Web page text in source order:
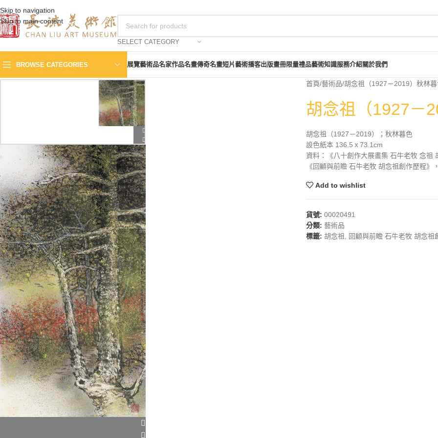
Skip to navigation
Skip to main content
SELECT CATEGORY
BROWSE CATEGORIES 展覽藝術品名家作品名畫傳奇名畫短片藝術播客出版畫冊限量禮品藝術知識服務介紹關於我們
首頁 藝術品 胡念祖（1927－2019）秋林
胡念祖（1927－
胡念祖（1927－2019）；秋林暮色
設色紙本 136.5ｘ73.1cm
資料：《八十創作大展畫集 石牛老牧 念祖
《回顧與前瞻 石牛老牧 胡念祖創作歷程
Add to wishlist
貨號: 00020491
分類: 藝術品
標籤: 胡念祖 回顧與前瞻 石牛老牧 胡念祖